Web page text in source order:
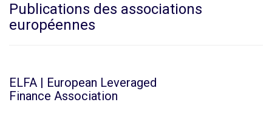
Publications des associations
européennes
ELFA | European Leveraged
Finance Association